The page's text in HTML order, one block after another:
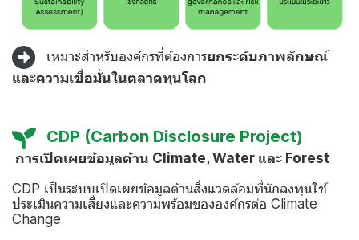
เหมาะสำหรับองค์กรที่ต้องการยกระดับภาพลักษณ์
และความเชื่อมั่นในตลาดทุนโลก
CDP (Carbon Disclosure Project)
การเปิดเผยข้อมูลด้าน Climate, Water และ Forest
CDP เป็นระบบเปิดเผยข้อมูลด้านสิ่งแวดล้อมที่นักลงทุนใช้
ประเมินความเสี่ยงและความพร้อมขององค์กรต่อ Climate
Change